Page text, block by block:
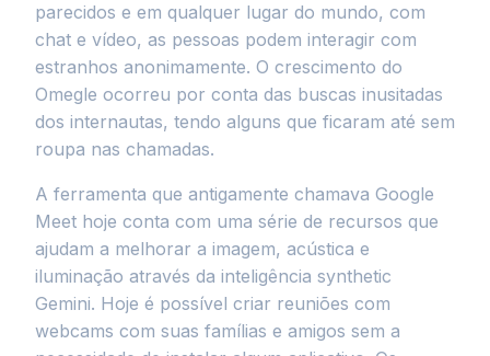
parecidos e em qualquer lugar do mundo, com
chat e vídeo, as pessoas podem interagir com
estranhos anonimamente. O crescimento do
Omegle ocorreu por conta das buscas inusitadas
dos internautas, tendo alguns que ficaram até sem
roupa nas chamadas.
A ferramenta que antigamente chamava Google
Meet hoje conta com uma série de recursos que
ajudam a melhorar a imagem, acústica e
iluminação através da inteligência synthetic
Gemini. Hoje é possível criar reuniões com
webcams com suas famílias e amigos sem a